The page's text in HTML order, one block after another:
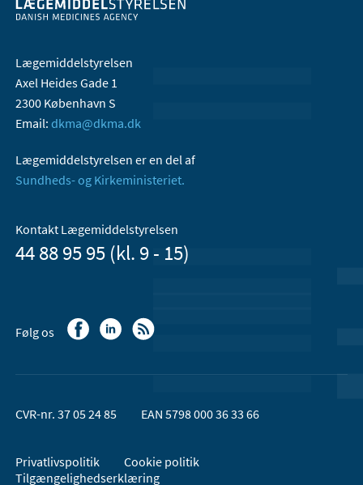
Lægemiddelstyrelsen
Axel Heides Gade 1
2300 København S
Email: dkma@dkma.dk
Lægemiddelstyrelsen er en del af
Sundheds- og Kirkeministeriet.
Kontakt Lægemiddelstyrelsen
44 88 95 95 (kl. 9 - 15)
Følg os
CVR-nr. 37 05 24 85 EAN 5798 000 36 33 66
Privatlivspolitik
Cookie politik
Tilgængelighedserklæring